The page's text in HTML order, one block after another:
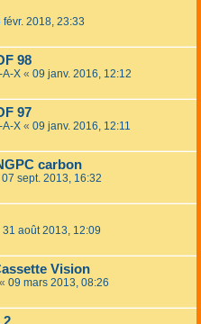
févr. 2018, 23:33
98
A-X « 09 janv. 2016, 12:12
97
A-X « 09 janv. 2016, 12:11
carbon
07 sept. 2013, 16:32
31 août 2013, 12:09
Vision
« 09 mars 2013, 08:26